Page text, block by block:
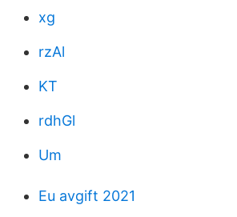
xg
rzAl
KT
rdhGl
Um
Eu avgift 2021